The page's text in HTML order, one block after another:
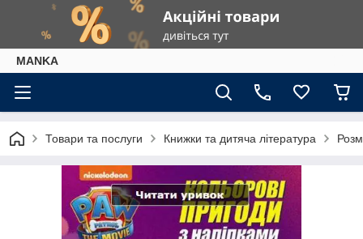
МАNKА
Товари та послуги Книжки та дитяча література